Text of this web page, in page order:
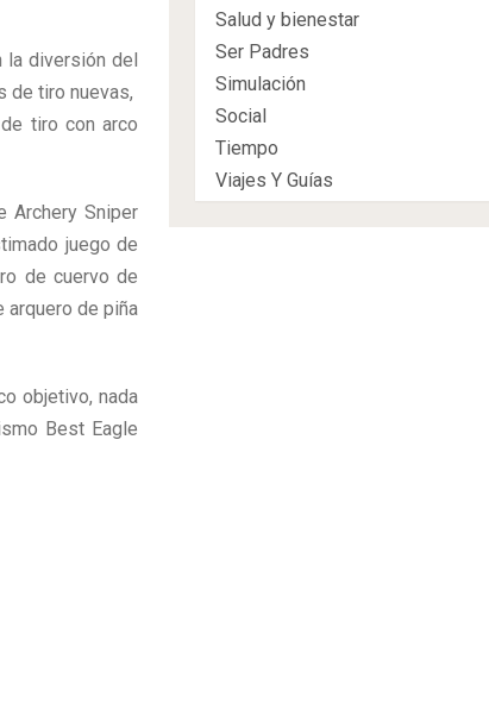
la diversión del
de tiro nuevas,
tiro con arco
Archery Sniper
juego de
de cuervo de
arquero de piña
objetivo, nada
Best Eagle
Salud y bienestar
Ser Padres
Simulación
Social
Tiempo
Viajes Y Guías